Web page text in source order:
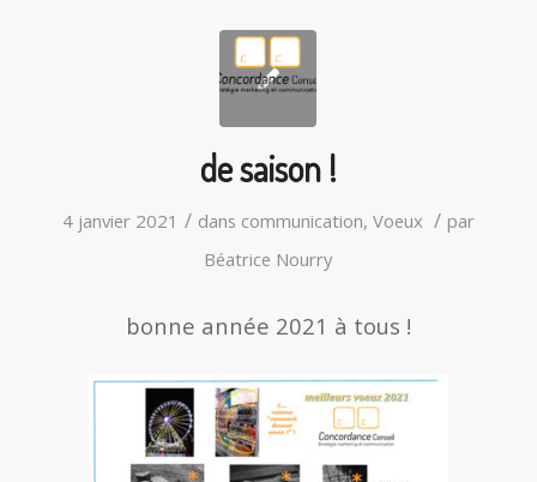
de saison !
4 janvier 2021 / dans communication, Voeux / par
Béatrice Nourry
bonne année 2021 à tous !